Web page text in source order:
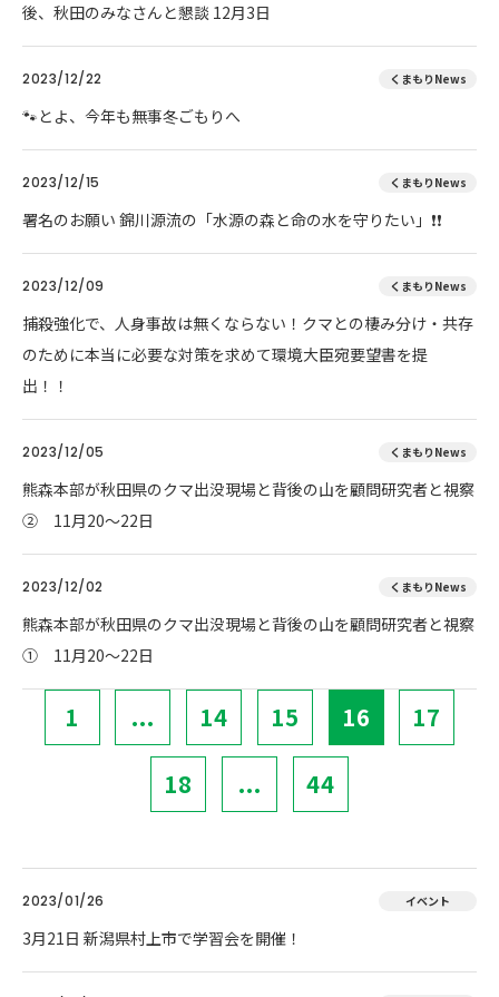
後、秋田のみなさんと懇談 12月3日
2023/12/22 くまもりNews
🐾とよ、今年も無事冬ごもりへ
2023/12/15 くまもりNews
署名のお願い 錦川源流の「水源の森と命の水を守りたい」❗❗
2023/12/09 くまもりNews
捕殺強化で、人身事故は無くならない！クマとの棲み分け・共存
のために本当に必要な対策を求めて環境大臣宛要望書を提
出！！
2023/12/05 くまもりNews
熊森本部が秋田県のクマ出没現場と背後の山を顧問研究者と視察
② 11月20～22日
2023/12/02 くまもりNews
熊森本部が秋田県のクマ出没現場と背後の山を顧問研究者と視察
① 11月20～22日
1 ... 14 15 16 17
18 ... 44
2023/01/26 イベント
3月21日 新潟県村上市で学習会を開催！